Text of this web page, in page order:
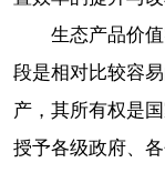
生态产品价
段是相对比较容
产，其所有权是
授予各级政府、